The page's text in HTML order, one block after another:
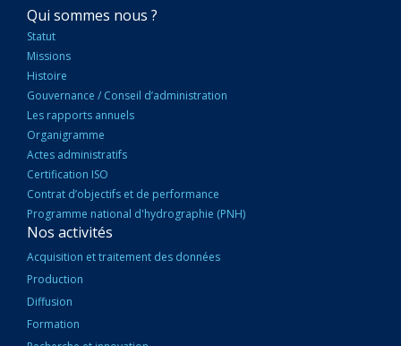
NAVIGATION
PRINCIPALE
Qui sommes nous ?
Statut
Missions
Histoire
Gouvernance / Conseil d’administration
Les rapports annuels
Organigramme
Actes administratifs
Certification ISO
Contrat d’objectifs et de performance
Programme national d'hydrographie (PNH)
Nos activités
Acquisition et traitement des données
Production
Diffusion
Formation